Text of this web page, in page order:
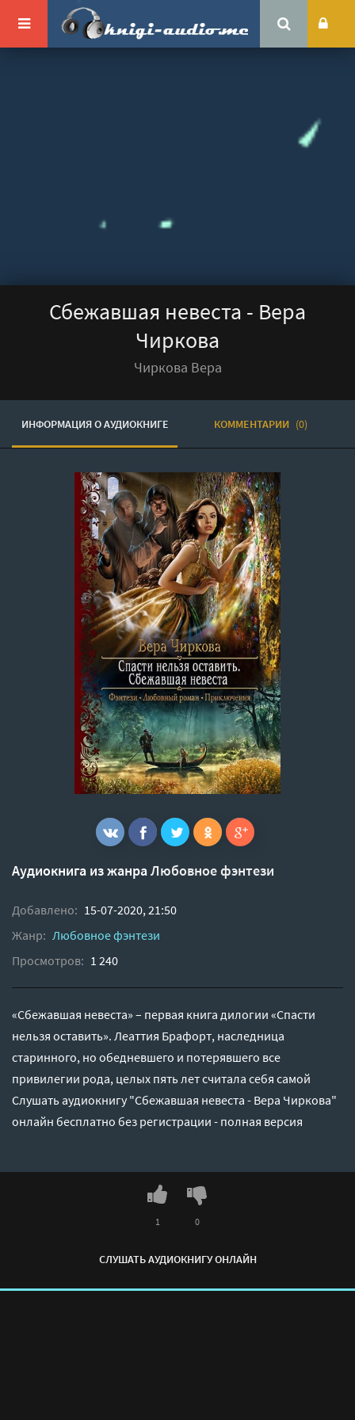
Сбежавшая невеста - Вера
Чиркова
Чиркова Вера
ИНФОРМАЦИЯ О АУДИОКНИГЕ КОММЕНТАРИИ (0)
Аудиокнига из жанраЛюбовное фэнтези
Добавлено: 15-07-2020, 21:50
Жанр: Любовное фэнтези
Просмотров: 1 240
«Сбежавшая невеста» – первая книга дилогии «Спасти
нельзя оставить». Леаттия Брафорт, наследница
старинного, но обедневшего и потерявшего все
привилегии рода, целых пять лет считала себя самой
Слушать аудиокнигу "Сбежавшая невеста - Вера Чиркова"
онлайн бесплатно без регистрации - полная версия
СЛУШАТЬ АУДИОКНИГУ ОНЛАЙН
1 0